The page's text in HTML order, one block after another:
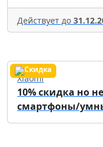
Действует до
Xiaomi
10% скидка но
смартфоны/